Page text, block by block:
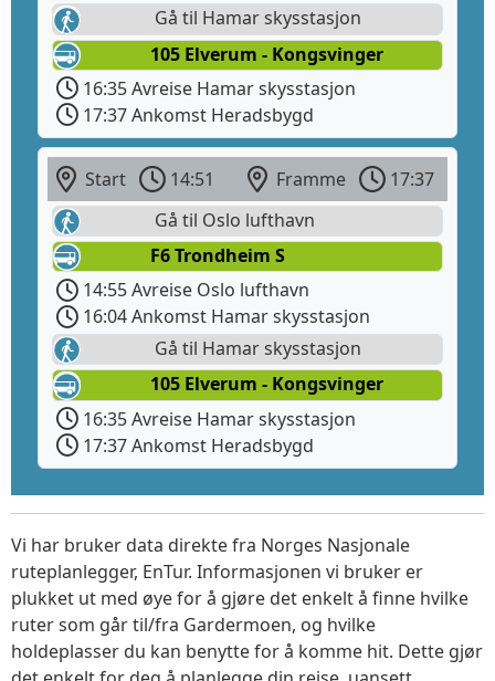
Gå til Hamar skysstasjon
105 Elverum - Kongsvinger
16:35 Avreise Hamar skysstasjon
17:37 Ankomst Heradsbygd
Start 14:51 Framme
17:37
Gå til Oslo lufthavn
F6 Trondheim S
14:55 Avreise Oslo lufthavn
16:04 Ankomst Hamar skysstasjon
Gå til Hamar skysstasjon
105 Elverum - Kongsvinger
16:35 Avreise Hamar skysstasjon
17:37 Ankomst Heradsbygd
Vi har bruker data direkte fra Norges Nasjonale
ruteplanlegger, EnTur. Informasjonen vi bruker er
plukket ut med øye for å gjøre det enkelt å finne hvilke
ruter som går til/fra Gardermoen, og hvilke
holdeplasser du kan benytte for å komme hit. Dette gjør